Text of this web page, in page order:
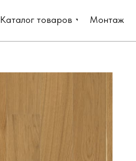
Каталог товаров Монтаж